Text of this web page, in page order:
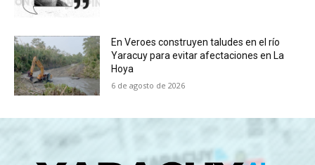
En Veroes construyen taludes en el río
Yaracuy para evitar afectaciones en La
Hoya
6 de agosto de 2026